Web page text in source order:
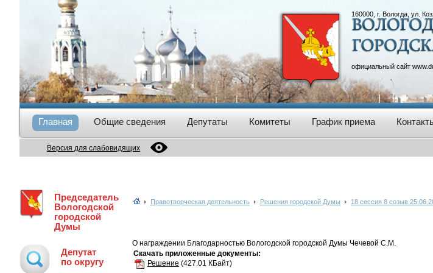
160000, г. Вологда, ул.
официальный сайт
Главная Общие сведения Депутаты Комитеты График приема
Версия для слабовидящих
Председатель
Вологодской
городской
Думы
Депутат
по округу
Правотворческая деятельность Решения городской Думы
18 сессия 8 созыв
О награждении Благодарностью Вологодской городской Думы Чечевой С.М.
Скачать приложенные документы:
Решение (427.01 КБайт)